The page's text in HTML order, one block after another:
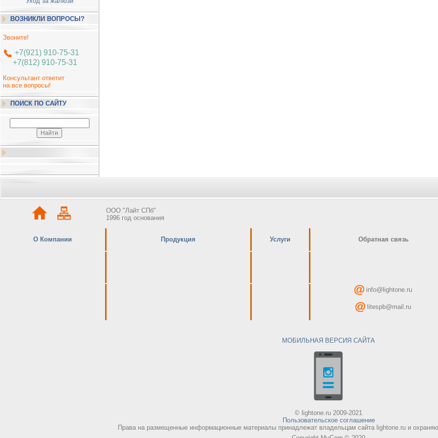
ВОЗНИКЛИ ВОПРОСЫ?
Звоните!
+7(921) 910-75-31
+7(812) 910-75-31
Консультант ответит
на все вопросы!
ПОИСК ПО САЙТУ
OOO "Лайт СПб"
1996 год основания
О Компании Продукция Услуги Обратная связь
info@lightone.ru
litespb@mail.ru
МОБИЛЬНАЯ ВЕРСИЯ САЙТА
© lightone.ru 2009-2021
Пользовательское соглашение
Права на размещенные информационные материалы принадлежат владельцам сайта lightone.ru и